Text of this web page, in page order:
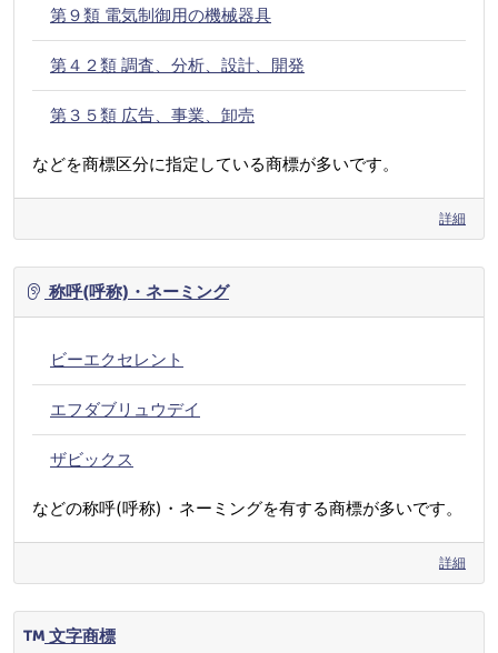
第９類 電気制御用の機械器具
第４２類 調査、分析、設計、開発
第３５類 広告、事業、卸売
などを商標区分に指定している商標が多いです。
詳細
称呼(呼称)・ネーミング
ビーエクセレント
エフダブリュウデイ
ザビックス
などの称呼(呼称)・ネーミングを有する商標が多いです。
詳細
文字商標